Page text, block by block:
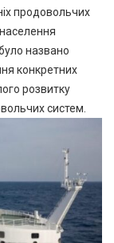
продовольчих
названо
конкретних
розвитку
систем.